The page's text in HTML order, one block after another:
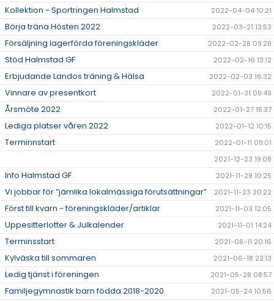
Kollektion - Sportringen Halmstad 2022-04-04 10:21
Börja träna Hösten 2022 2022-03-21 13:53
Försäljning lagerförda föreningskläder 2022-02-28 09:28
Stöd Halmstad GF 2022-02-16 13:12
Erbjudande Landos träning & Hälsa 2022-02-03 16:32
Vinnare av presentkort 2022-01-31 09:49
Årsmöte 2022 2022-01-27 15:37
Lediga platser våren 2022 2022-01-12 10:15
Terminnstart
2022-01-11 09:01
2021-12-23 19:08
Info Halmstad GF 2021-11-29 10:25
Vi jobbar för ”jämlika lokalmässiga förutsättningar” 2021-11-23 20:22
Först till kvarn - föreningskläder/artiklar 2021-11-03 12:05
Uppesitterlotter & Julkalender 2021-11-01 14:24
Terminsstart 2021-08-11 20:16
Kylväska till sommaren 2021-06-18 22:13
Ledig tjänst i föreningen 2021-05-28 08:57
Familjegymnastik barn födda 2018-2020 2021-05-24 10:56